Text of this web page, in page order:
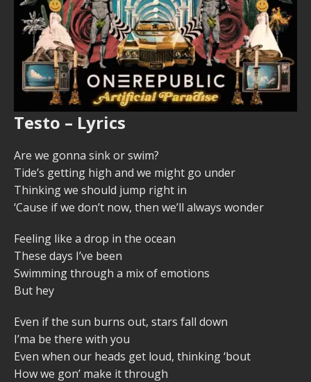
Testo – Lyrics
Are we gonna sink or swim?
Tide’s getting high and we might go under
Thinking we should jump right in
‘Cause if we don’t now, then we’ll always wonder
Feeling like a drop in the ocean
These days I’ve been
Swimming through a mix of emotions
But hey
Even if the sun burns out, stars fall down
I’ma be there with you
Even when our heads get loud, thinking ‘bout
How we gon’ make it through